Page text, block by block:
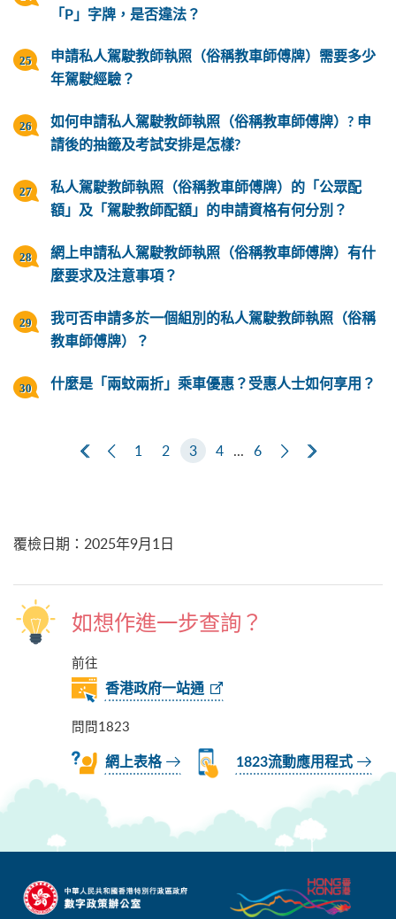
「P」字牌，是否違法？
申請私人駕駛教師執照（俗稱教車師傅牌）需要多少
年駕駛經驗？
如何申請私人駕駛教師執照（俗稱教車師傅牌）? 申
請後的抽籤及考試安排是怎樣?
私人駕駛教師執照（俗稱教車師傅牌）的「公眾配
額」及「駕駛教師配額」的申請資格有何分別？
網上申請私人駕駛教師執照（俗稱教車師傅牌）有什
麼要求及注意事項？
我可否申請多於一個組別的私人駕駛教師執照（俗稱
教車師傅牌）？
什麼是「兩蚊兩折」乘車優惠？受惠人士如何享用？
第一頁上一頁
1 2 3 4 ... 6 下一頁最後一頁
覆檢日期 ： 2025年9月1日
如想作進一步查詢？
前往
香港政府一站通
問問1823
網上表格 1823流動應用程式